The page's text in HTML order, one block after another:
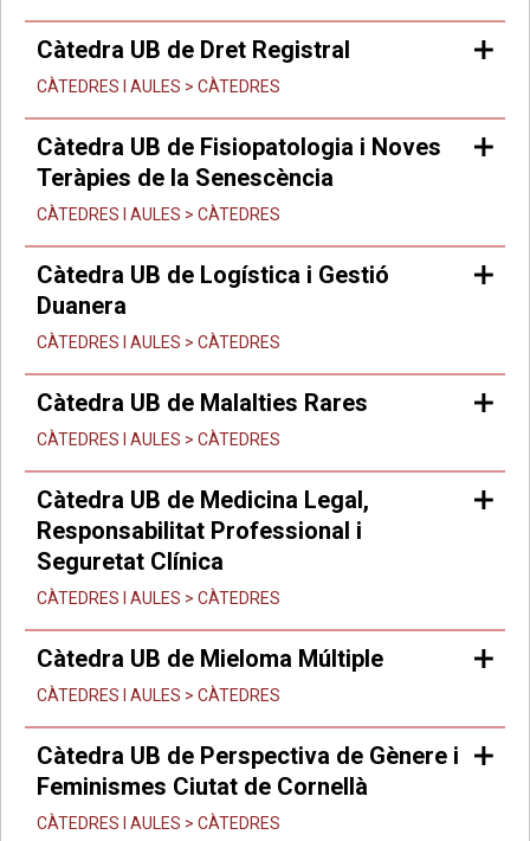
Càtedra UB de Dret Registral
CÀTEDRES I AULES > CÀTEDRES
Càtedra UB de Fisiopatologia i Noves
Teràpies de la Senescència
CÀTEDRES I AULES > CÀTEDRES
Càtedra UB de Logística i Gestió
Duanera
CÀTEDRES I AULES > CÀTEDRES
Càtedra UB de Malalties Rares
CÀTEDRES I AULES > CÀTEDRES
Càtedra UB de Medicina Legal,
Responsabilitat Professional i
Seguretat Clínica
CÀTEDRES I AULES > CÀTEDRES
Càtedra UB de Mieloma Múltiple
CÀTEDRES I AULES > CÀTEDRES
Càtedra UB de Perspectiva de Gènere i
Feminismes Ciutat de Cornellà
CÀTEDRES I AULES > CÀTEDRES